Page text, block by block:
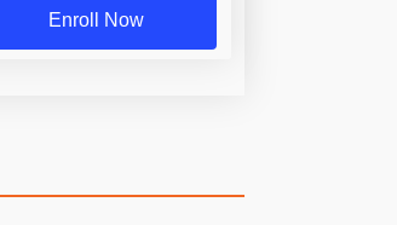
Enroll Now